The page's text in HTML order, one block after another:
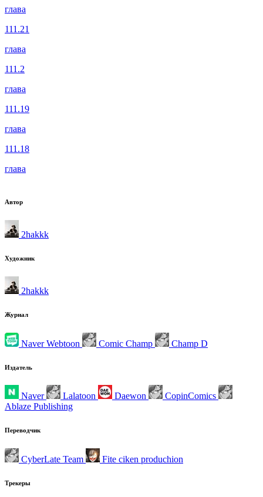
глава
111.21
глава
111.2
глава
111.19
глава
111.18
глава
Автор
2hakkk
Художник
2hakkk
Журнал
Naver Webtoon Comic Champ Champ D
Издатель
Naver Lalatoon Daewon
CopinComics
Ablaze Publishing
Переводчик
CyberLate Team Fite ciken produchion
Трекеры